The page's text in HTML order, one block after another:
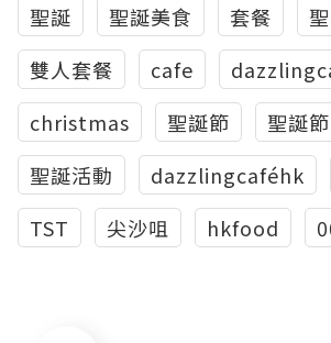
聖誕 聖誕美食 套餐
雙人套餐
cafe
christmas
聖誕節
聖誕
聖誕活動
dazzlingcaféhk
TST
尖沙咀 hkfood